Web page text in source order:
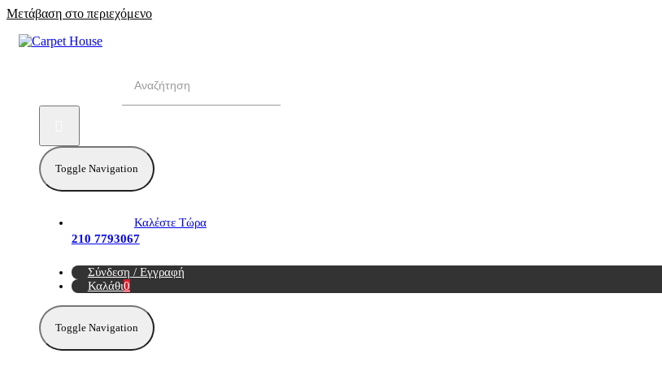
Μετάβαση στο περιεχόμενο
Toggle Navigation
Καλέστε Τώρα
210 7793067
Σύνδεση / Εγγραφή
Καλάθι0
Toggle Navigation